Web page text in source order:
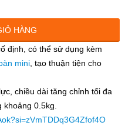
HÀNG
định, có thể sử dụng kèm
mini, tạo thuận tiện cho
chiều dài tăng chỉnh tối đa
0.5kg.